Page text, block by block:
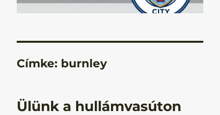
Címke: burnley
Ülünk a hullámvasúton